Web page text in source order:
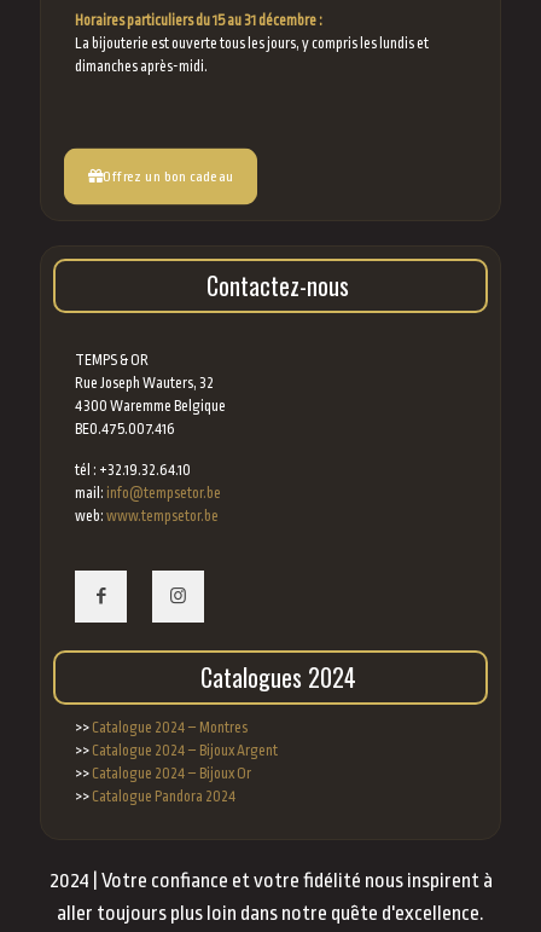
Horaires particuliers du 15 au 31 décembre :
La bijouterie est ouverte tous les jours, y compris les lundis et
dimanches après-midi.
Offrez un bon cadeau
Contactez-nous
TEMPS & OR
Rue Joseph Wauters, 32
4300 Waremme Belgique
BE0.475.007.416
tél : +32.19.32.64.10
mail: info@tempsetor.be
web: www.tempsetor.be
Catalogues 2024
>> Catalogue 2024 – Montres
>> Catalogue 2024 – Bijoux Argent
>> Catalogue 2024 – Bijoux Or
>> Catalogue Pandora 2024
2024 | Votre confiance et votre fidélité nous inspirent à
aller toujours plus loin dans notre quête d'excellence.